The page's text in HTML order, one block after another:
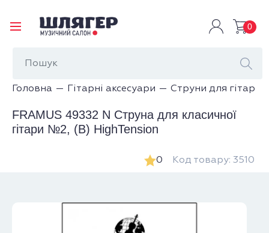
0
Головна Гітарні аксесуари Струни для гітар
FRAMUS 49332 N Струна для класичної
гітари №2, (B) HighTension
0 Код товару: 3510